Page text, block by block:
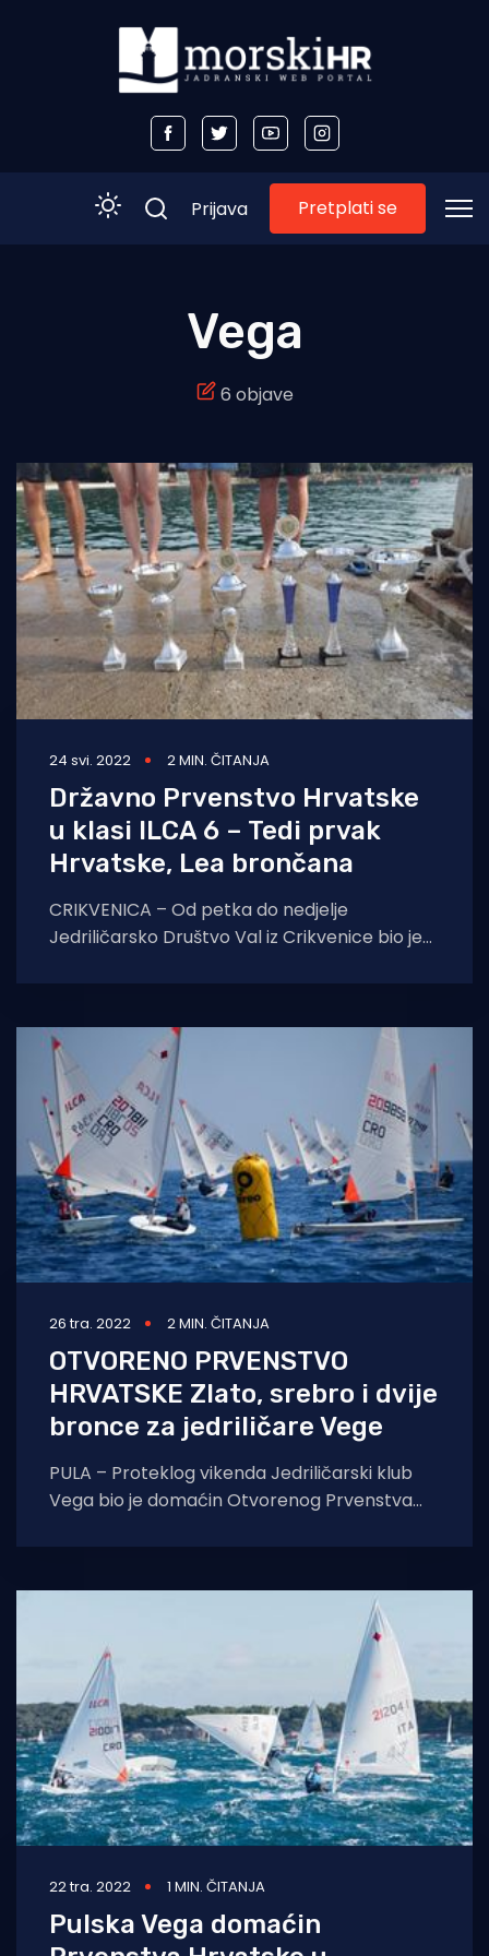
Otoci
Turizam i nautika
Pomorstvo
Ribolov
Ekologija
Tradicija i kultura
Prijava Pretplati se
Vega
6 objave
24 svi. 2022 2 MIN. ČITANJA
Državno Prvenstvo Hrvatske
u klasi ILCA 6 – Tedi prvak
Hrvatske, Lea brončana
CRIKVENICA – Od petka do nedjelje
Jedriličarsko Društvo Val iz Crikvenice bio je
klasi ILCA 6,
26 tra. 2022 2 MIN. ČITANJA
OTVORENO PRVENSTVO
HRVATSKE Zlato, srebro i dvije
bronce za jedriličare Vege
PULA – Proteklog vikenda Jedriličarski klub
Vega bio je domaćin Otvorenog Prvenstva
22 tra. 2022 1 MIN. ČITANJA
Pulska Vega domaćin